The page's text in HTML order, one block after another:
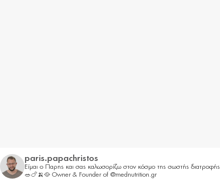
paris.papachristos
Είμαι ο Παρης και σας καλωσορίζω στον κόσμο της σωστής διατροφής
🥗🍗🍌🥘 Owner & Founder of @mednutrition.gr